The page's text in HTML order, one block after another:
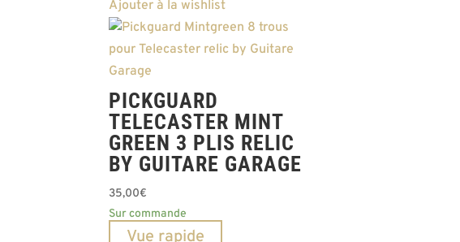
Ajouter à la wishlist
PICKGUARD
TELECASTER MINT
GREEN 3 PLIS RELIC
BY GUITARE GARAGE
35,00€
Sur commande
Vue rapide